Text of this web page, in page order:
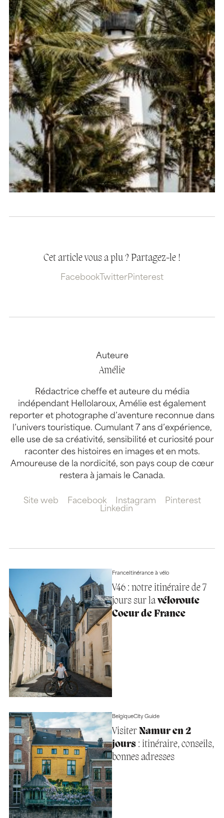
Cet article vous a plu ? Partagez-le !
Facebook TwitterPinterest
Auteure
Amélie
Rédactrice cheffe et auteure du média
indépendant Hellolaroux, Amélie est également
reporter et photographe d’aventure reconnue dans
l’univers touristique. Cumulant 7 ans d’expérience,
elle use de sa créativité, sensibilité et curiosité pour
raconter des histoires en images et en mots.
Amoureuse de la nordicité, son pays coup de cœur
restera à jamais le Canada.
Site web Facebook Instagram
Pinterest
Linkedin
FranceItinérance à vélo
V46 : notre itinéraire de 7
jours sur lavéloroute
Coeur de France
BelgiqueCity Guide
Visiter Namur en 2
jours: itinéraire, conseils,
bonnes adresses